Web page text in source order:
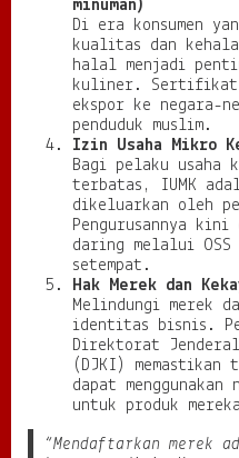
minuman)
Di era konsumen
kualitas dan
halal menjadi
kuliner. Sertifikat
ekspor ke negara-
penduduk muslim.
Izin Usaha Mikro
Bagi pelaku usaha
terbatas, IUMK
dikeluarkan oleh
Pengurusannya
daring melalui
setempat.
Hak Merek dan
Melindungi merek
identitas bisnis.
Direktorat
(DJKI)
dapat
untuk produk
“Mendaftarkan merek